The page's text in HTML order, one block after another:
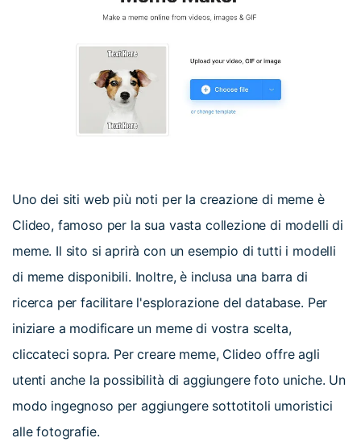
Uno dei siti web più noti per la creazione di meme è
Clideo, famoso per la sua vasta collezione di modelli di
meme. Il sito si aprirà con un esempio di tutti i modelli
di meme disponibili. Inoltre, è inclusa una barra di
ricerca per facilitare l'esplorazione del database. Per
iniziare a modificare un meme di vostra scelta,
cliccateci sopra. Per creare meme, Clideo offre agli
utenti anche la possibilità di aggiungere foto uniche. Un
modo ingegnoso per aggiungere sottotitoli umoristici
alle fotografie.